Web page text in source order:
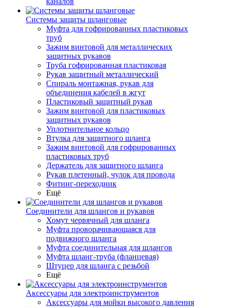
Системы защиты шланговые
Муфта для гофрированных пластиковых
труб
Зажим винтовой для металлических
защитных рукавов
Труба гофрированная пластиковая
Рукав защитный металлический
Спираль монтажная, рукав для
объединения кабелей в жгут
Пластиковый защитный рукав
Зажим винтовой для пластиковых
защитных рукавов
Уплотнительное кольцо
Втулка для защитного шланга
Зажим винтовой для гофрированных
пластиковых труб
Держатель для защитного шланга
Рукав плетенный, чулок для провода
Фитинг-переходник
Ещё
Соединители для шлангов и рукавов
Хомут червячный для шланга
Муфта проворачивающаяся для
подвижного шланга
Муфта соединительная для шлангов
Муфта шланг-труба (фланцевая)
Штуцер для шланга с резьбой
Ещё
Аксессуары для электроинструментов
Аксессуары для мойки высокого давления